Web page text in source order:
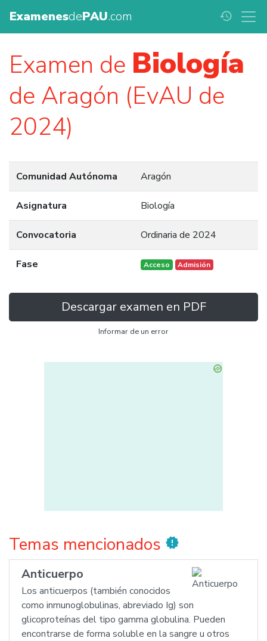
ExamenesdePAU.com history
Examen de Biología
de Aragón (EvAU de
2024)
Comunidad Autónoma Aragón
Asignatura Biología
Convocatoria Ordinaria de 2024
Fase Acceso Admisión
Descargar examen en PDF
Informar de un error
Temas mencionados new_releases
Anticuerpo
Los anticuerpos (también conocidos
como inmunoglobulinas, abreviado Ig) son
glicoproteínas del tipo gamma globulina. Pueden
encontrarse de forma soluble en la sangre u otros